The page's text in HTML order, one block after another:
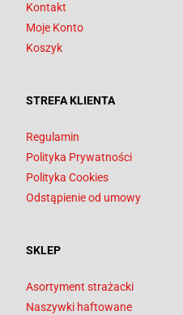
Kontakt
Moje Konto
Koszyk
STREFA KLIENTA
Regulamin
Polityka Prywatności
Polityka Cookies
Odstąpienie od umowy
SKLEP
Asortyment strażacki
Naszywki haftowane